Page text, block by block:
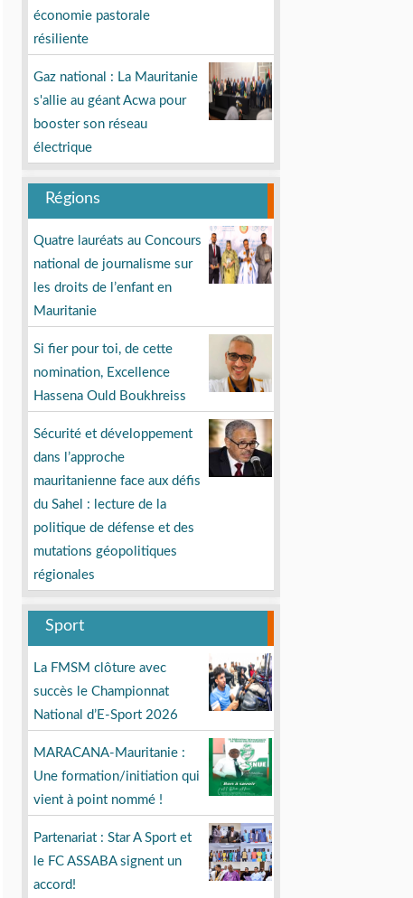
économie pastorale
résiliente
Gaz national : La Mauritanie
s'allie au géant Acwa pour
booster son réseau
électrique
Régions
Quatre lauréats au Concours
national de journalisme sur
les droits de l’enfant en
Mauritanie
Si fier pour toi, de cette
nomination, Excellence
Hassena Ould Boukhreiss
Sécurité et développement
dans l’approche
mauritanienne face aux défis
du Sahel : lecture de la
politique de défense et des
mutations géopolitiques
régionales
Sport
La FMSM clôture avec
succès le Championnat
National d’E-Sport 2026
MARACANA-Mauritanie :
Une formation/initiation qui
vient à point nommé !
Partenariat : Star A Sport et
le FC ASSABA signent un
accord!